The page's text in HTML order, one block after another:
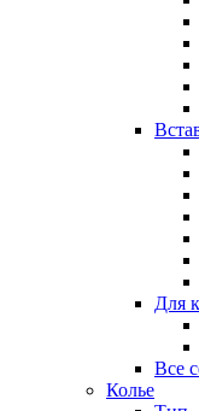
Для
Все
Колье